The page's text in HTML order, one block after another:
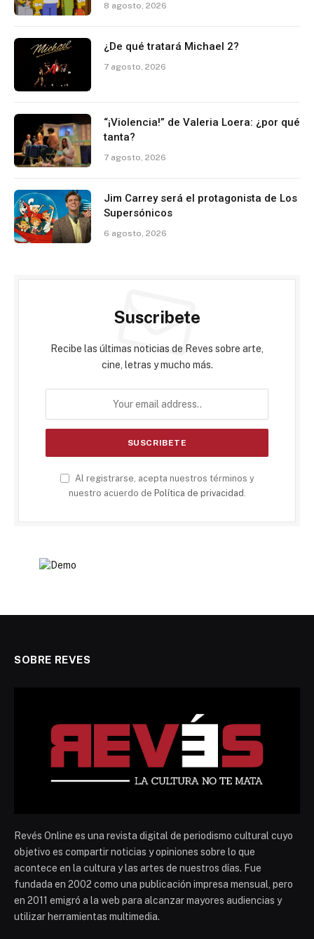
8 agosto, 2026
¿De qué tratará Michael 2?
7 agosto, 2026
“¡Violencia!” de Valeria Loera: ¿por qué
tanta?
7 agosto, 2026
Jim Carrey será el protagonista de Los
Supersónicos
6 agosto, 2026
Suscribete
Recibe las últimas noticias de Reves sobre arte,
cine, letras y mucho más.
Al registrarse, acepta nuestros términos y
nuestro acuerdo de Política de privacidad .
SOBRE REVES
Revés Online es una revista digital de periodismo cultural cuyo
objetivo es compartir noticias y opiniones sobre lo que
acontece en la cultura y las artes de nuestros días. Fue
fundada en 2002 como una publicación impresa mensual, pero
en 2011 emigró a la web para alcanzar mayores audiencias y
utilizar herramientas multimedia.